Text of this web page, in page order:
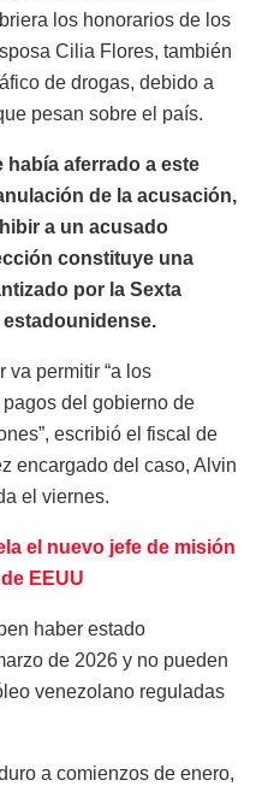
los honorarios de los
Cilia Flores, también
de drogas, debido a
pesan sobre el país.
había aferrado a este
de la acusación,
a un acusado
constituye una
por la Sexta
va permitir “a los
del gobierno de
escribió el fiscal de
encargado del caso, Alvin
el viernes.
el nuevo jefe de misión
EEUU
haber estado
de 2026 y no pueden
venezolano reguladas
a comienzos de enero,